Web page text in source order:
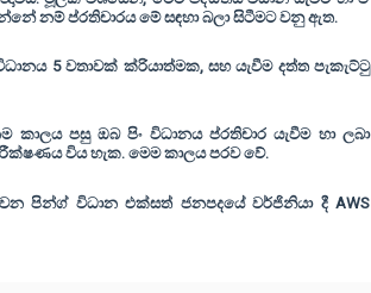
නම් ප්රතිචාරය මේ සඳහා බලා සිටීමට වනු ඇත.
5 වතාවක් ක්රියාත්මක, සහ යැවීම දත්ත පැකැට්ටු
පසු ඔබ පිං විධානය ප්රතිචාර යැවීම හා ලබා
විය හැක. මෙම කාලය පරව වේ.
පින්ග් විධාන එක්සත් ජනපදයේ වර්ජිනියා දී AWS